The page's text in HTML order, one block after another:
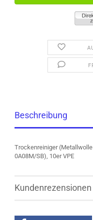
Beschreibung
Trockenreiniger
0A08M/SB), 10er VPE
Kundenrezensionen